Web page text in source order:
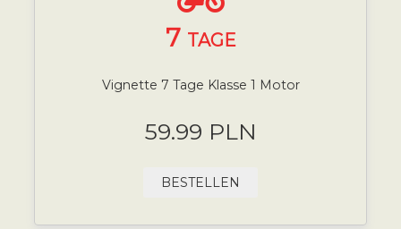
7 TAGE
Vignette 7 Tage Klasse 1 Motor
59.99 PLN
BESTELLEN